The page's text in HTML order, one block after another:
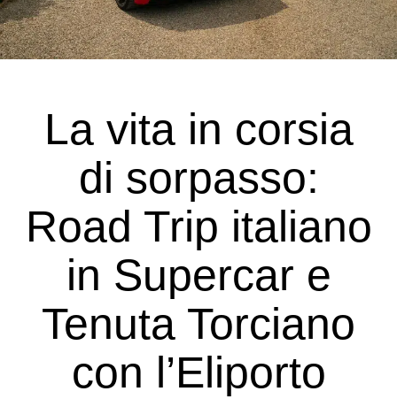
La vita in corsia
di sorpasso:
Road Trip italiano
in Supercar e
Tenuta Torciano
con l’Eliporto